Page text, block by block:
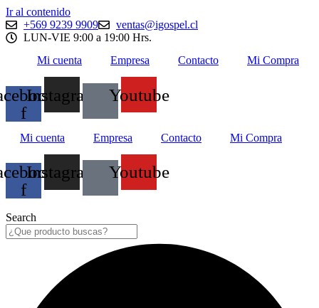
Ir al contenido
+569 9239 9909
ventas@igospel.cl
LUN-VIE 9:00 a 19:00 Hrs.
Mi cuenta
Empresa Contacto Mi Compra
f
Instagram Youtube
Mi cuenta Empresa Contacto Mi Compra
f
Instagram Youtube
Search